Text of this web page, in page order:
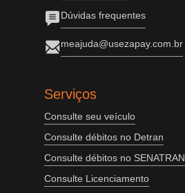
Dúvidas frequentes
meajuda@usezapay.com.br
Serviços
Consulte seu veículo
Consulte débitos no Detran
Consulte débitos no SENATRAN
Consulte Licenciamento